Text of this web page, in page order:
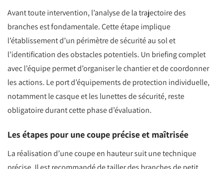
Avant toute intervention, l’analyse de la trajectoire des
branches est fondamentale. Cette étape implique
l’établissement d’un périmètre de sécurité au sol et
l’identification des obstacles potentiels. Un briefing complet
avec l’équipe permet d’organiser le chantier et de coordonner
les actions. Le port d’équipements de protection individuelle,
notamment le casque et les lunettes de sécurité, reste
obligatoire durant cette phase d’évaluation.
Les étapes pour une coupe précise et maîtrisée
La réalisation d’une coupe en hauteur suit une technique